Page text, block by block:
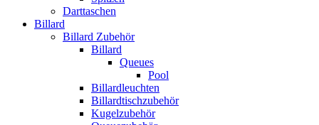
Darttaschen
Billard
Billard Zubehör
Billard
Queues
Pool
Billardleuchten
Billardtischzubehör
Kugelzubehör